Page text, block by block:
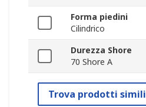
Forma piedini
Cilindrico
Durezza Shore
70 Shore A
Trova prodotti simili